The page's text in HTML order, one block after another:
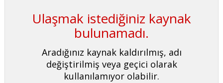
Ulaşmak istediğiniz kaynak
bulunamadı.
Aradığınız kaynak kaldırılmış, adı
değiştirilmiş veya geçici olarak
kullanılamıyor olabilir.